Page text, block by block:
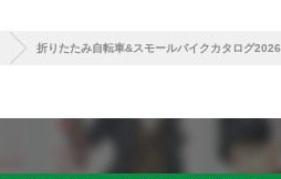
折りたたみ自転車&スモールバイクカタログ2026